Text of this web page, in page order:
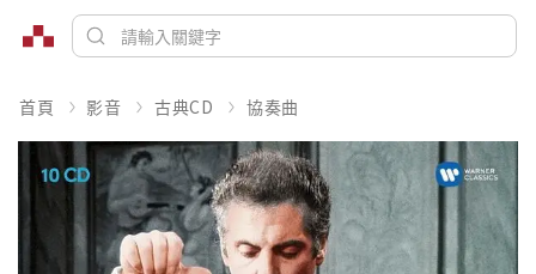
首頁 影音 古典CD 協奏曲